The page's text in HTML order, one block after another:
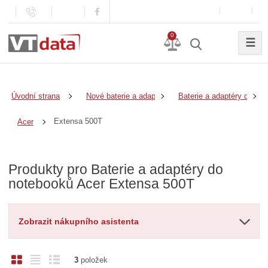
0
☰
Úvodní strana Nové baterie a adaptéry Baterie a adaptéry do
Acer Extensa 500T
Produkty pro Baterie a adaptéry do
notebooků Acer Extensa 500T
Zobrazit nákupního asistenta
O
Ř
3položek